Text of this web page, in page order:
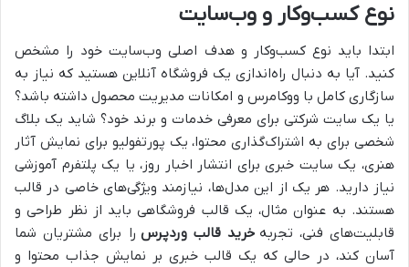
نوع کسب‌وکار و وب‌سایت
ابتدا باید نوع کسب‌وکار و هدف اصلی وب‌سایت خود را مشخص
کنید. آیا به دنبال راه‌اندازی یک فروشگاه آنلاین هستید که نیاز به
سازگاری کامل با ووکامرس و امکانات مدیریت محصول داشته باشد؟
یا یک سایت شرکتی برای معرفی خدمات و برند خود؟ شاید یک بلاگ
شخصی برای به اشتراک‌گذاری محتوا، یک پورتفولیو برای نمایش آثار
هنری، یک سایت خبری برای انتشار اخبار روز، یا یک پلتفرم آموزشی
نیاز دارید. هر یک از این مدل‌ها، نیازمند ویژگی‌های خاصی در قالب
هستند. به عنوان مثال، یک قالب فروشگاهی باید از نظر طراحی و
قابلیت‌های فنی، تجربه خرید قالب وردپرس را برای مشتریان شما
آسان کند، در حالی که یک قالب خبری بر نمایش جذاب محتوا و